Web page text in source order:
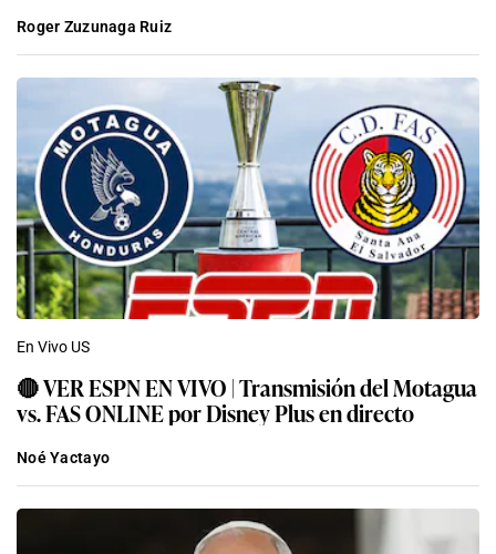
Roger Zuzunaga Ruiz
En Vivo US
🔴 VER ESPN EN VIVO | Transmisión del Motagua
vs. FAS ONLINE por Disney Plus en directo
Noé Yactayo